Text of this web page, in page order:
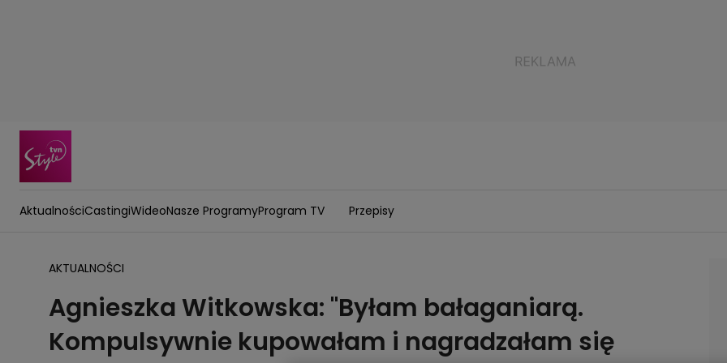
AktualnościCastingiWideoNasze ProgramyProgram TV Przepisy
AKTUALNOŚCI
Agnieszka Witkowska: "Byłam bałaganiarą.
Kompulsywnie kupowałam i nagradzałam się